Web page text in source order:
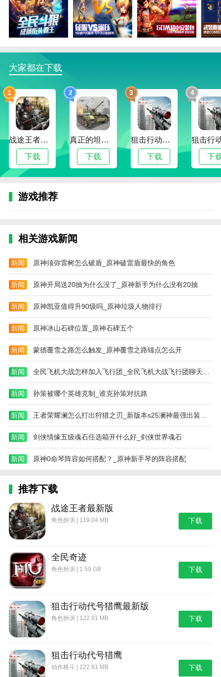
制作两次金币副本，每次消耗20体力，产生大量金币。
金币副本奖励的金币也会随着等级的增加而增加，而且
难度不大。一定要记得每天都做。
主面板中有一个奖励系统，分为英雄奖励、签到奖励、
成成就并每日签到，则可以轻松获得金币、钻石、荣誉
和其他晋升必备物品的奖励，并且奖励值不低。
黄金冶金
炼金系统在主面板，次数不限。使用的蓝钻数量和兑换
的金币数量随着次数的增加而增加。炼金是一种兑换大
量金币的方式，在游戏中每天都会获得大量蓝钻奖励，
是一种非常划算的获取金币的方式。
精英副本瀑布
取高级装备的需求，不妨刷精英副本。
精灵宝藏
精灵宝可梦在玩家40级后开启，初始行动5格，每天0点
会恢复2格行动。玩家可以通过在精灵宝可梦中掷骰子
的方法获得大量金币，除了金币之外，他们还可以获得
蓝钻、宝石、荣誉、橙色材料等。如果你玩游戏玩累
了，就去精灵宝可梦放松一下。
设备分解
分解设备获得金币是一种回收方式。当等级升级后，低
等级的装备不再使用时，分解是重新使用它的一种方
式。根据不同的强化等级和佩戴等级分解装备获得的金
币数量也不同，有时还很可观。当然，这种方法只适合
回收，不适合日常金币收购。
游戏功能
1、商品交易是完全公开的，人人平等且绝对公平。
2、剧情选取风格，故事真实细腻。
战斗却超乎想象。
4.宏伟的故事背景与激烈的战斗相结合。
5.英雄剑游戏很公平，你可以免费体验。
魂”和“天使之翼”，显示出非凡的个性。
边肖评估
2、画面也很炫酷，让所有格斗家都能在抢时间的过程
中加入更多挑战。
保持新鲜感。
更新日志
大家都在下载
1
战途王者最新版
下载
2
真正的坦克大战
下载
3
狙击行动代号猎鹰最新版
下载
4
下
游戏推荐
相关游戏新闻
新闻 原神须弥雷树怎么破盾_原神破雷盾最快的角色
新闻 原神开局送20抽为什么没了_原神新手为什么没有20抽
新闻 原神凯亚值得升90级吗_原神垃圾人物排行
新闻 原神冰山石碑位置_原神石碑五个
新闻 蒙德覆雪之路怎么触发_原神覆雪之路锚点怎么开
新闻
新闻 孙策被哪个英雄克制_谁克孙策对抗路
新闻
新闻 剑侠情缘五级魂石任选箱开什么好_剑侠世界魂石
新闻 原神0命琴阵容如何搭配？_原神新手琴的阵容搭配
推荐下载
战途王者最新版
角色扮演 | 119.04 MB 下载
全民奇迹
角色扮演 | 1.59 GB 下载
狙击行动代号猎鹰最新版
角色扮演 | 122.91 MB 下载
狙击行动代号猎鹰
动作格斗 | 122.91 MB 下载